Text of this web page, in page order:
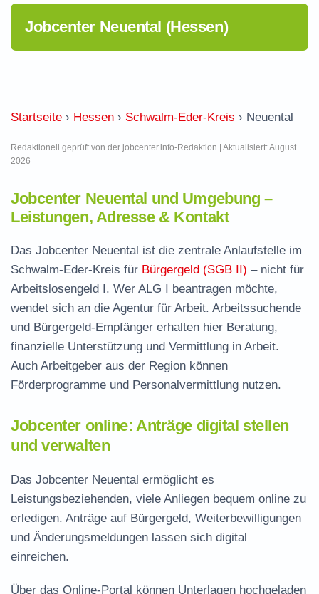
Jobcenter Neuental (Hessen)
Startseite › Hessen › Schwalm-Eder-Kreis › Neuental
Redaktionell geprüft von der jobcenter.info-Redaktion | Aktualisiert: August
2026
Jobcenter Neuental und Umgebung –
Leistungen, Adresse & Kontakt
Das Jobcenter Neuental ist die zentrale Anlaufstelle im
Schwalm-Eder-Kreis für Bürgergeld (SGB II) – nicht für
Arbeitslosengeld I. Wer ALG I beantragen möchte,
wendet sich an die Agentur für Arbeit. Arbeitssuchende
und Bürgergeld-Empfänger erhalten hier Beratung,
finanzielle Unterstützung und Vermittlung in Arbeit.
Auch Arbeitgeber aus der Region können
Förderprogramme und Personalvermittlung nutzen.
Jobcenter online: Anträge digital stellen
und verwalten
Das Jobcenter Neuental ermöglicht es
Leistungsbeziehenden, viele Anliegen bequem online zu
erledigen. Anträge auf Bürgergeld, Weiterbewilligungen
und Änderungsmeldungen lassen sich digital
einreichen.
Über das Online-Portal können Unterlagen hochgeladen